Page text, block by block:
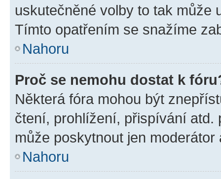
uskutečněné volby to tak může
Tímto opatřením se snažíme
Nahoru
Proč se nemohu dostat k
Některá fóra mohou být
čtení, prohlížení, přispívání atd.
může poskytnout jen
Nahoru